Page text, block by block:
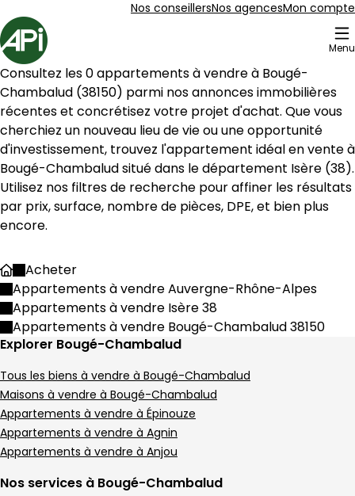
Nos conseillersNos agencesMon compte
Accueil
Menu
Consultez les 0 appartements à vendre à Bougé-
Chambalud (38150) parmi nos annonces immobilières
récentes et concrétisez votre projet d'achat. Que vous
cherchiez un nouveau lieu de vie ou une opportunité
Bougé-Chambalud situé dans le département Isère (38).
Utilisez nos filtres de recherche pour affiner les résultats
par prix, surface, nombre de pièces, DPE, et bien plus
encore.
AccueilAcheter
Appartements à vendre Auvergne-Rhône-Alpes
Appartements à vendre Isère 38
Appartements à vendre Bougé-Chambalud 38150
Explorer Bougé-Chambalud
Tous les biens à vendre à Bougé-Chambalud
Maisons à vendre à Bougé-Chambalud
Appartements à vendre à Épinouze
Appartements à vendre à Agnin
Appartements à vendre à Anjou
Nos services à Bougé-Chambalud